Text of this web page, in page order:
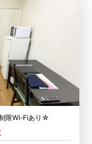
限Wi-Fiあり☆